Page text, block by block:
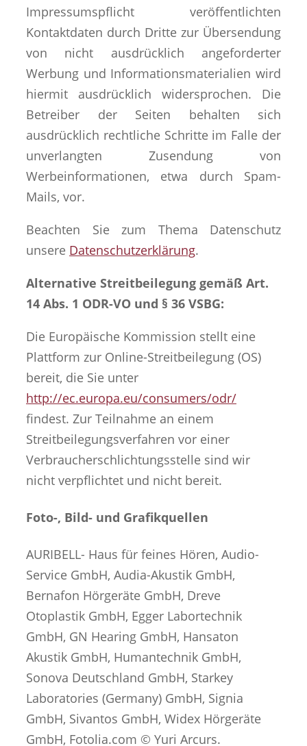
Impressumspflicht veröffentlichten
Kontaktdaten durch Dritte zur Übersendung
von nicht ausdrücklich angeforderter
Werbung und Informationsmaterialien wird
hiermit ausdrücklich widersprochen. Die
Betreiber der Seiten behalten sich
ausdrücklich rechtliche Schritte im Falle der
unverlangten Zusendung von
Werbeinformationen, etwa durch Spam-
Mails, vor.
Beachten Sie zum Thema Datenschutz
unsere Datenschutzerklärung.
Alternative Streitbeilegung gemäß Art.
14 Abs. 1 ODR-VO und § 36 VSBG:
Die Europäische Kommission stellt eine
Plattform zur Online-Streitbeilegung (OS)
bereit, die Sie unter
http://ec.europa.eu/consumers/odr/
findest. Zur Teilnahme an einem
Streitbeilegungsverfahren vor einer
Verbraucherschlichtungsstelle sind wir
nicht verpflichtet und nicht bereit.
Foto-, Bild- und Grafikquellen
AURIBELL- Haus für feines Hören, Audio-
Service GmbH, Audia-Akustik GmbH,
Bernafon Hörgeräte GmbH, Dreve
Otoplastik GmbH, Egger Labortechnik
GmbH, GN Hearing GmbH, Hansaton
Akustik GmbH, Humantechnik GmbH,
Sonova Deutschland GmbH, Starkey
Laboratories (Germany) GmbH, Signia
GmbH, Sivantos GmbH, Widex Hörgeräte
GmbH, Fotolia.com © Yuri Arcurs.